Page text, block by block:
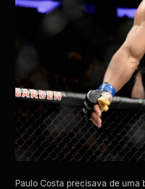
Paulo Costa precisava de